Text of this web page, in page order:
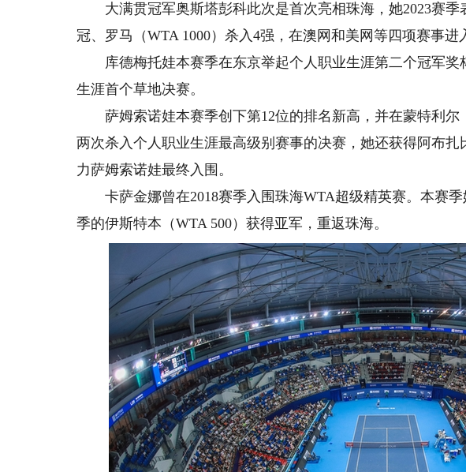
大满贯冠军奥斯塔彭科此次是首次亮相珠海，她2023赛季
冠、罗马（WTA 1000）杀入4强，在澳网和美网等四项赛事进
库德梅托娃本赛季在东京举起个人职业生涯第二个冠军奖
生涯首个草地决赛。
萨姆索诺娃本赛季创下第12位的排名新高，并在蒙特利尔（
两次杀入个人职业生涯最高级别赛事的决赛，她还获得阿布扎
力萨姆索诺娃最终入围。
卡萨金娜曾在2018赛季入围珠海WTA超级精英赛。本赛季
季的伊斯特本（WTA 500）获得亚军，重返珠海。